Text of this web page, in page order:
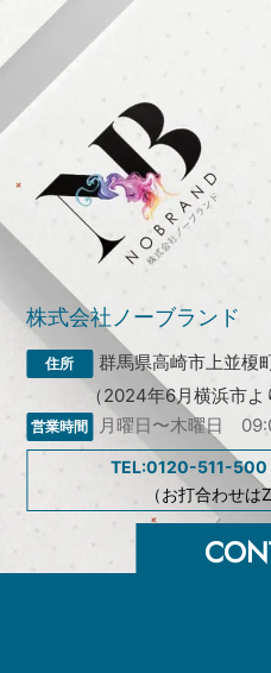
株式会社ノーブランド
群馬県高崎市上並榎
（2024年6月横浜市よ
月曜日〜木曜日
TEL:0120-511-500
（お打合わせは